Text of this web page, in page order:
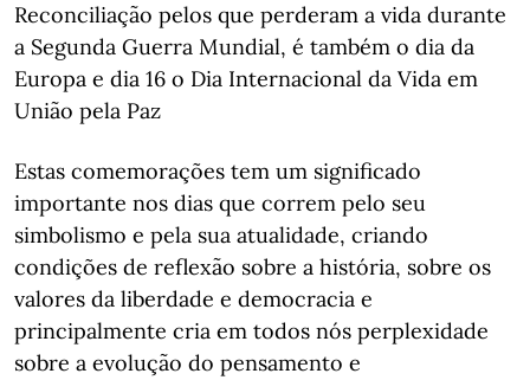
Reconciliação pelos que perderam a vida durante
a Segunda Guerra Mundial, é também o dia da
Europa e dia 16 o Dia Internacional da Vida em
União pela Paz
Estas comemorações tem um significado
importante nos dias que correm pelo seu
simbolismo e pela sua atualidade, criando
condições de reflexão sobre a história, sobre os
valores da liberdade e democracia e
principalmente cria em todos nós perplexidade
sobre a evolução do pensamento e